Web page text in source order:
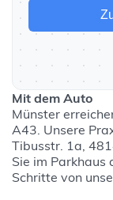
Mit dem Auto
Münster
A43. Unsere
Tibusstr. 1a,
Sie im Parkhaus
Schritte von